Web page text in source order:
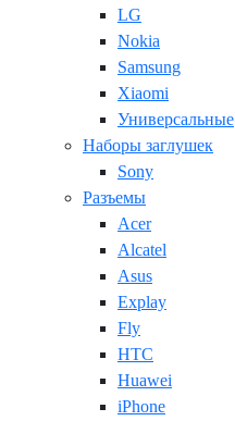
LG
Nokia
Samsung
Xiaomi
Универсальные
Наборы заглушек
Sony
Разъемы
Acer
Alcatel
Asus
Explay
Fly
HTC
Huawei
iPhone